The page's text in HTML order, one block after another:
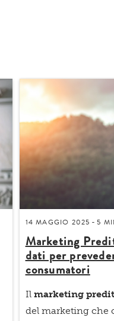
14 MAGGIO 2025 -5
Marketing
dati per
consumatori
Il marketing
del marketing che